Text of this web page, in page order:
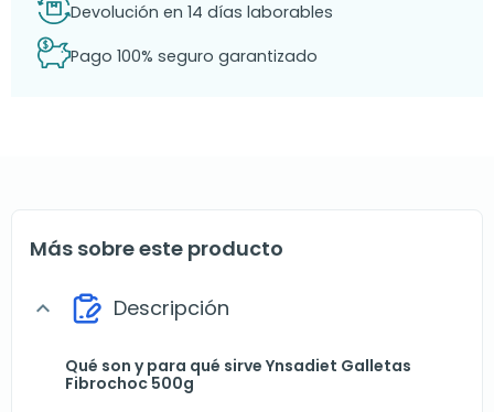
Devolución en 14 días laborables
Pago 100% seguro garantizado
Más sobre este producto
expand_more Descripción
Qué son y para qué sirve Ynsadiet Galletas
Fibrochoc 500g